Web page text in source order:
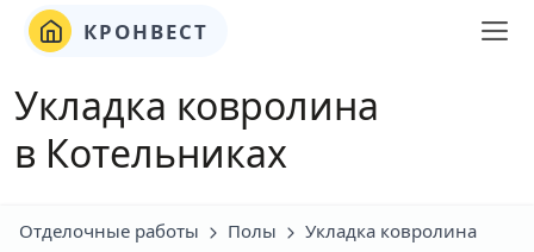
КРОНВЕСТ
Укладка ковролина
в Котельниках
Отделочные работы Полы Укладка ковролина